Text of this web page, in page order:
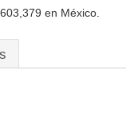
en México.